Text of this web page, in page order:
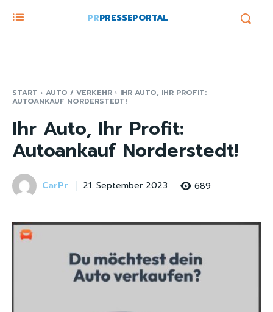
PRPRESSEPORTAL
START AUTO / VERKEHR IHR AUTO, IHR PROFIT:
AUTOANKAUF NORDERSTEDT!
Ihr Auto, Ihr Profit:
Autoankauf Norderstedt!
CarPr 21. September 2023 689